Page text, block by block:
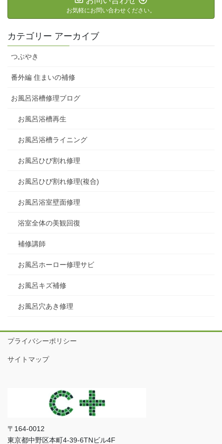
お気軽にお問い合わせください。
カテゴリー アーカイブ
つぶやき
番外編 住まいの補修
お風呂浴槽修理ブログ
お風呂浴槽再生
お風呂浴槽ライニング
お風呂ひび割れ修理
お風呂ひび割れ修理(複合)
お風呂浴室壁面修理
浴室全体の美観回復
補修講師
お風呂ホーロー修理サビ
お風呂キズ補修
お風呂穴あき修理
プライバシーポリシー
サイトマップ
〒164-0012
東京都中野区本町4-39-6TNビル4F